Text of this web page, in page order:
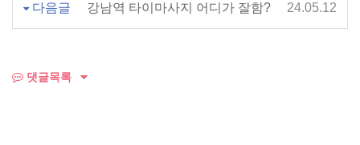
다음글
강남역 타이마사지 어디가 잘함? 24.05.12
댓글목록